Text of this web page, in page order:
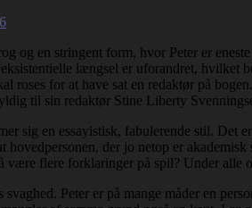
og en stringent form, hvor Peter er
længsel er uforandret, hvilket
roses for at have sat en redaktør på
til sin redaktør Stine Liberty
sig en essayistisk, fabulerende stil.
der jo netop er
være flere forklaringer på spil? Under alle
svaghed. Peter er på mange måder en